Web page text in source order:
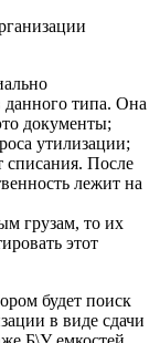
типа. Она
документы;
утилизации;
списания. После
лежит на
грузам, то их
этот
будет поиск
в виде сдачи